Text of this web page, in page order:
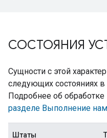
СОСТОЯНИЯ
Сущности с этой
следующих состояниях
Подробнее об
разделе Выполнение
Штаты